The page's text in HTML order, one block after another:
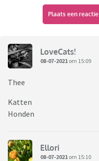
Plaats een reactie
LoveCats!
08-07-2021 om 15:09
Thee
Katten
Honden
Ellori
08-07-2021 om 15:10